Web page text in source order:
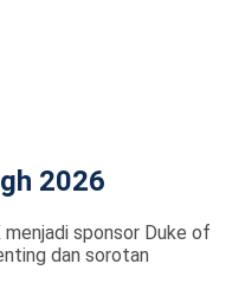
2026
menjadi sponsor Duke of
dan sorotan